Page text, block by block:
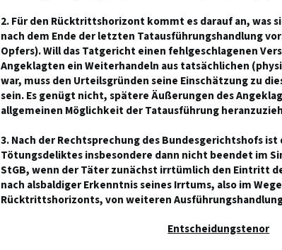
2. Für den Rücktrittshorizont kommt es darauf an, was
nach dem Ende der letzten Tatausführungshandlung
Opfers). Will das Tatgericht einen fehlgeschlagenen
Angeklagten ein Weiterhandeln aus tatsächlichen
war, muss den Urteilsgründen seine Einschätzung zu
sein. Es genügt nicht, spätere Äußerungen des
allgemeinen Möglichkeit der Tatausführung
3. Nach der Rechtsprechung des Bundesgerichtshofs ist
Tötungsdeliktes insbesondere dann nicht beendet im
StGB, wenn der Täter zunächst irrtümlich den Eintritt
nach alsbaldiger Erkenntnis seines Irrtums, also im
Rücktrittshorizonts, von weiteren
Entscheidungstenor